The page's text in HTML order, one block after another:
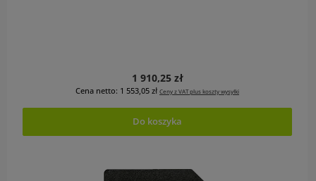
Cena regularna:
1 910,25 zł
Cena netto: 1 553,05 zł Ceny z VAT plus koszty wysyłki
Do koszyka